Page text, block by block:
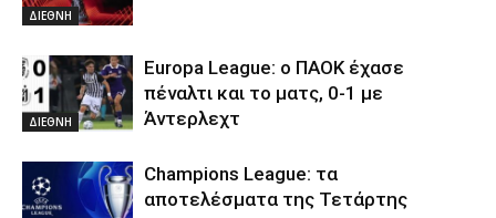
ΔΙΕΘΝΗ
ΔΙΕΘΝΗ
Europa League: ο ΠΑΟΚ έχασε
πέναλτι και το ματς, 0-1 με
Άντερλεχτ
Champions League: τα
αποτελέσματα της Τετάρτης